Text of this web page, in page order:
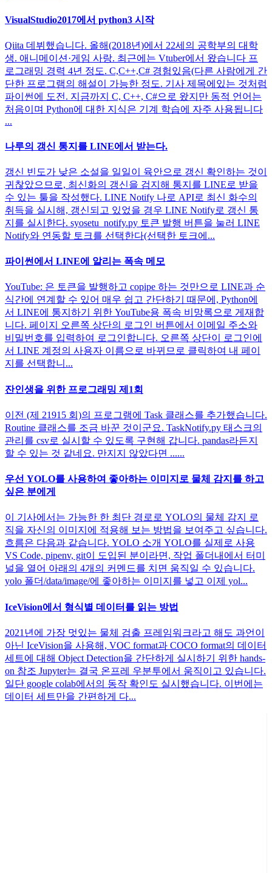
VisualStudio2017에서 python3 시작
Qiita 데뷔했습니다. 올해(2018년)에서 22세의 공학부의 대학
생. 애니메이션·게임 사랑. 최근에는 Vtuber에서 왔습니다 프
로그래밍 경력 4년 정도. C,C++,C# 경험있음(다른 사람에게 간
단한 프로그램의 해설이 가능한 정도. 기사 제목에있는 것처럼
파이썬에 도전. 지금까지 C, C++, C#으로 왔지만 동적 언어는
처음이며 Python에 대한 지식은 기계 학습에 자주 사용됩니다
...
나루의 갱신 통지를 LINE에서 받는다.
갱신 빈도가 낮은 소설을 일일이 육안으로 갱신 확인하는 것이
귀찮았으므로, 최신화의 갱신을 검지해 통지를 LINE로 받을
수 있는 툴을 작성했다. LINE Notify 나로 API로 최신 화수의
취득을 실시해, 갱신되고 있었을 경우 LINE Notify로 갱신 통
지를 실시한다. syosetu_notify.py 토큰 발행 버튼을 눌러 LINE
Notify와 연동할 토크를 선택한다(선택한 토크에...
파이썬에서 LINE에 알리는 폭속 메모
YouTube: 은 토큰을 발행하고 copipe 하는 것만으로 LINE과 순
식간에 연계할 수 있어 매우 쉽고 간단하기 때문에, Python에
서 LINE에 통지하기 위한 YouTube용 폭속 비망록으로 게재합
니다. 페이지 오른쪽 상단의 로그인 버튼에서 이메일 주소와
비밀번호를 입력하여 로그인합니다. 오른쪽 상단이 로그인에
서 LINE 계정의 사용자 이름으로 바뀌므로 클릭하여 내 페이
지를 선택합니...
잔인생을 위한 프로그래밍 제1회
이전 (제 21915 회)의 프로그램에 Task 클래스를 추가했습니다.
Routine 클래스를 조금 바꾼 것이군요. TaskNotify.py 태스크의
관리를 csv로 실시할 수 있도록 구현해 갑니다. pandas라든지
할 수 있는 것 같네요. 만지지 않았다면 ......
우선 YOLO를 사용하여 좋아하는 이미지로 물체 감지를 하고
싶은 분에게
이 기사에서는 가능한 한 최단 경로로 YOLO의 물체 감지 로
직을 자신의 이미지에 적용해 보는 방법을 보여주고 싶습니다.
흐름은 다음과 같습니다. YOLO 소개 YOLO를 실제로 사용
VS Code, pipenv, git이 도입된 분이라면, 작업 폴더내에서 터미
널을 열어 아래의 4개의 커멘드를 치면 움직일 수 있습니다.
yolo 폴더/data/image/에 좋아하는 이미지를 넣고 이제 yol...
IceVision에서 형식별 데이터를 읽는 방법
2021년에 가장 멋있는 물체 검출 프레임워크라고 해도 과언이
아닌 IceVision을 사용해, VOC format과 COCO format의 데이터
세트에 대해 Object Detection을 간단하게 실시하기 위한 hands-
on 참조 Jupyter는 결국 온프레 우분투에서 움직이고 있습니다.
일단 google colab에서의 동작 확인도 실시했습니다. 이번에는
데이터 세트만을 간편하게 다...